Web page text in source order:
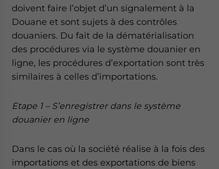
doivent faire l’objet d’un signalement à la
Douane et sont sujets à des contrôles
douaniers. Du fait de la dématérialisation
des procédures via le système douanier en
ligne, les procédures d’exportation sont très
similaires à celles d’importations.
Etape 1 – S’enregistrer dans le système
douanier en ligne
Dans le cas où la société réalise à la fois des
importations et des exportations de biens